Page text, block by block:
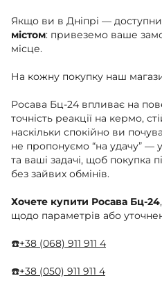
Якщо ви в Дніпрі —
містом: привеземо ваше
місце.
На кожну покупку наш
Росава Бц-24 впливає на
точність реакції на кермо,
наскільки спокійно ви
не пропонуємо “на удачу” —
та ваші задачі, щоб покупка
без зайвих обмінів.
Хочете купити Росава Бц-24
щодо параметрів або
☎️+38 (068) 911 911 4
☎️+38 (050) 911 911 4